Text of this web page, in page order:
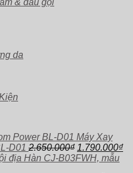
& dầu gội
da
Máy Xay
D01 2.650.000₫ Giá
gốc
1.790.000₫